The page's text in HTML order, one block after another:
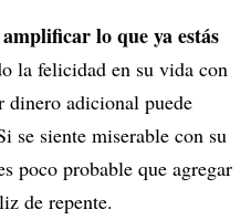
lo que ya estás
la felicidad en su vida con
dinero adicional puede
se siente miserable con su
poco probable que agregar
de repente.